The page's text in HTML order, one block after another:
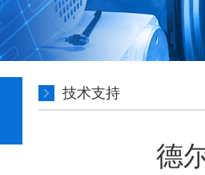
技术支持
德